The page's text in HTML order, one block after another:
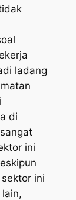
ladang
di
ini
ini